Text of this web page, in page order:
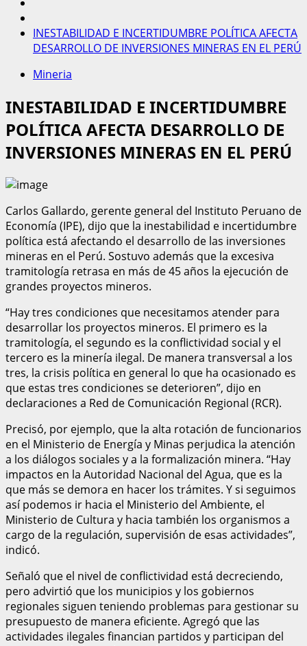
INESTABILIDAD E INCERTIDUMBRE POLÍTICA AFECTA
DESARROLLO DE INVERSIONES MINERAS EN EL PERÚ
Mineria
INESTABILIDAD E INCERTIDUMBRE
POLÍTICA AFECTA DESARROLLO DE
INVERSIONES MINERAS EN EL PERÚ
Carlos Gallardo, gerente general del Instituto Peruano de
Economía (IPE), dijo que la inestabilidad e incertidumbre
política está afectando el desarrollo de las inversiones
mineras en el Perú. Sostuvo además que la excesiva
tramitología retrasa en más de 45 años la ejecución de
grandes proyectos mineros.
“Hay tres condiciones que necesitamos atender para
desarrollar los proyectos mineros. El primero es la
tramitología, el segundo es la conflictividad social y el
tercero es la minería ilegal. De manera transversal a los
tres, la crisis política en general lo que ha ocasionado es
que estas tres condiciones se deterioren”, dijo en
declaraciones a Red de Comunicación Regional (RCR).
Precisó, por ejemplo, que la alta rotación de funcionarios
en el Ministerio de Energía y Minas perjudica la atención
a los diálogos sociales y a la formalización minera. “Hay
impactos en la Autoridad Nacional del Agua, que es la
que más se demora en hacer los trámites. Y si seguimos
así podemos ir hacia el Ministerio del Ambiente, el
Ministerio de Cultura y hacia también los organismos a
cargo de la regulación, supervisión de esas actividades”,
indicó.
Señaló que el nivel de conflictividad está decreciendo,
pero advirtió que los municipios y los gobiernos
regionales siguen teniendo problemas para gestionar su
presupuesto de manera eficiente. Agregó que las
actividades ilegales financian partidos y participan del